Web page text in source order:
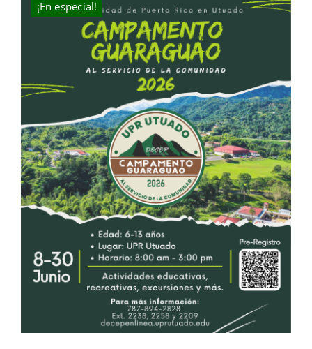
¡En especial!